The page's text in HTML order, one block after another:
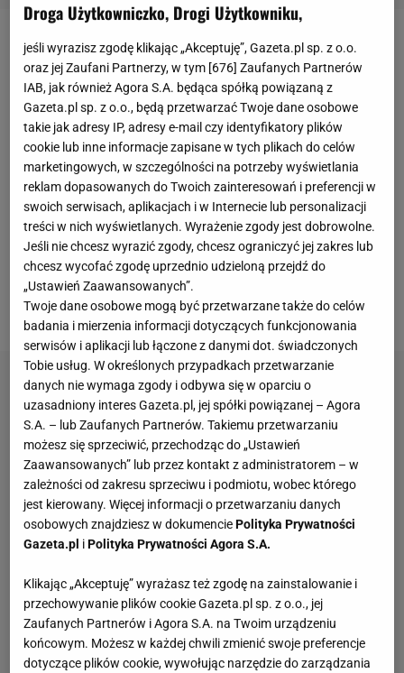
O Napoli w kontekścieMichała Karbownikamówi się
przynajmniej od kilku miesięcy. Także we Włoszech.
- Jest obserwowany od stycznia, a zainteresowanie
nie zmalało nawet mimo lockdownu. To prawdziwa
inwestycja, kosztowałby nieco poniżej 10 mln euro.
Znakomicie spisuje się na lewej stronie i często
asystuje ofensywnym zawodnikom. W tym sezonie
zaliczył siedem asyst w 32 meczach. Umowa może
zostać dopięta na początku okna transferowego,
czyli w sierpniu -pisała "Gazzetta dello Sport" pod
koniec czerwca.
Droga Użytkowniczko, Drogi Użytkowniku,
jeśli wyrazisz zgodę klikając „Akceptuję”, Gazeta.pl sp. z o.o.
oraz jej Zaufani Partnerzy, w tym [676] Zaufanych Partnerów
IAB, jak również Agora S.A. będąca spółką powiązaną z
Gazeta.pl sp. z o.o., będą przetwarzać Twoje dane osobowe
takie jak adresy IP, adresy e-mail czy identyfikatory plików
cookie lub inne informacje zapisane w tych plikach do celów
marketingowych, w szczególności na potrzeby wyświetlania
reklam dopasowanych do Twoich zainteresowań i preferencji w
swoich serwisach, aplikacjach i w Internecie lub personalizacji
treści w nich wyświetlanych. Wyrażenie zgody jest dobrowolne.
Jeśli nie chcesz wyrazić zgody, chcesz ograniczyć jej zakres lub
chcesz wycofać zgodę uprzednio udzieloną przejdź do
„Ustawień Zaawansowanych”.
Twoje dane osobowe mogą być przetwarzane także do celów
badania i mierzenia informacji dotyczących funkcjonowania
serwisów i aplikacji lub łączone z danymi dot. świadczonych
Tobie usług. W określonych przypadkach przetwarzanie
danych nie wymaga zgody i odbywa się w oparciu o
uzasadniony interes Gazeta.pl, jej spółki powiązanej – Agora
S.A. – lub Zaufanych Partnerów. Takiemu przetwarzaniu
możesz się sprzeciwić, przechodząc do „Ustawień
Zaawansowanych” lub przez kontakt z administratorem – w
zależności od zakresu sprzeciwu i podmiotu, wobec którego
jest kierowany. Więcej informacji o przetwarzaniu danych
osobowych znajdziesz w dokumenciePolityka Prywatności
Gazeta.pl iPolityka Prywatności Agora S.A.
Klikając „Akceptuję” wyrażasz też zgodę na zainstalowanie i
przechowywanie plików cookie Gazeta.pl sp. z o.o., jej
Zaufanych Partnerów i Agora S.A. na Twoim urządzeniu
końcowym. Możesz w każdej chwili zmienić swoje preferencje
dotyczące plików cookie, wywołując narzędzie do zarządzania